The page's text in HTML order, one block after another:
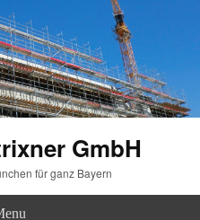
GmbH
für ganz Bayern